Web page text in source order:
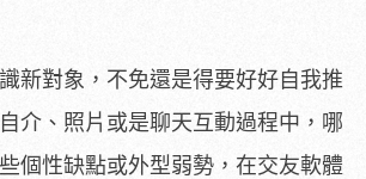
新對象，不免還是得要好好自我推
介、照片或是聊天互動過程中，哪
個性缺點或外型弱勢，在交友軟體